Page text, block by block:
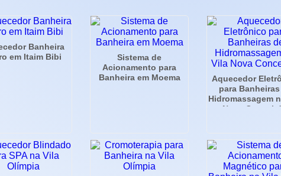
Banheira
em Itaim Bibi
Sistema de
Acionamento para
Banheira em Moema
Aquecedor
para
Hidromassagem
Nova